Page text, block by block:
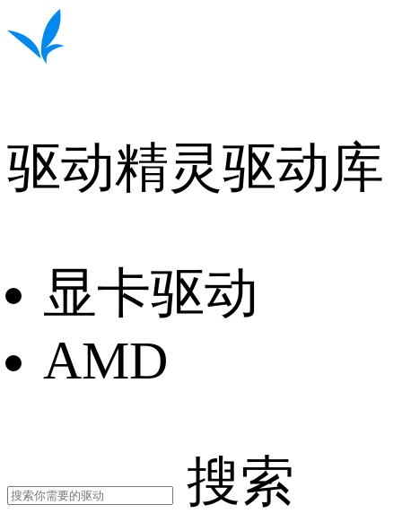
驱动精灵驱动库
显卡驱动
AMD
搜索